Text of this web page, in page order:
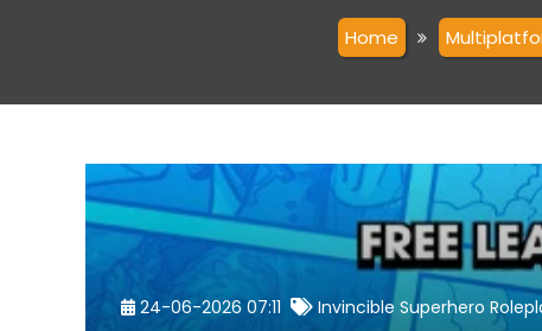
Home
24-06-2026 07:11 Invincible Superhero